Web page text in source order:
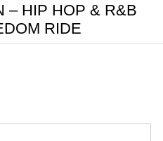
– HIP HOP & R&B
RIDE